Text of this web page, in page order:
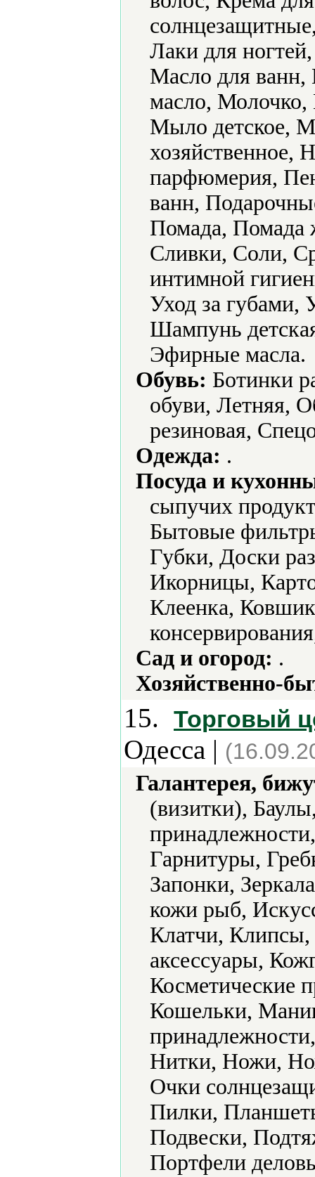
Лаки для
Масло для ванн,
масло,
Мыло детское,
хозяйственное,
парфюмерия,
ванн,
Помада, Помада
Сливки, Соли,
интимной
Уход за
Шампунь
Эфирные масла.
Обувь: Ботинки
обуви, Летняя,
резиновая,
Одежда: .
Посуда и
сыпучих
Бытовые
Губки, Доски
Икорницы,
Клеенка,
Сад и огород: .
Хозяйственно-
15. Торговый
Одесса |
Галантерея,
(визитки),
Гарнитуры,
Запонки,
кожи рыб,
Клатчи,
аксессуары,
Косметические
Кошельки,
Нитки, Ножи,
Очки
Пилки,
Подвески,
Портфели